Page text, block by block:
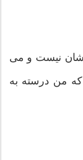
شان نیست و می
که من درسته به